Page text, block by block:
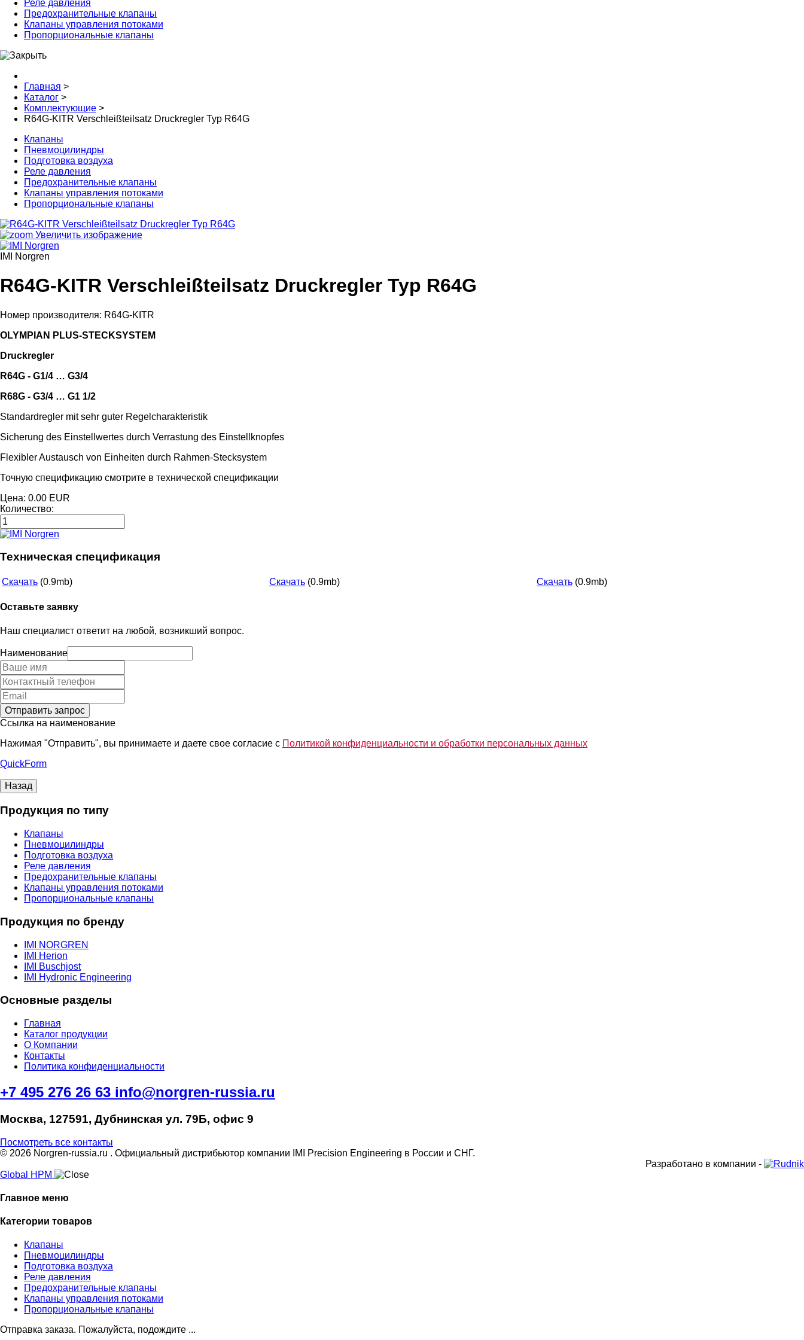
Реле давления
Предохранительные клапаны
Клапаны управления потоками
Пропорциональные клапаны
Главная >
Каталог >
Комплектующие >
R64G-KITR Verschleißteilsatz Druckregler Typ R64G
Клапаны
Пневмоцилиндры
Подготовка воздуха
Реле давления
Предохранительные клапаны
Клапаны управления потоками
Пропорциональные клапаны
Увеличить изображение
IMI Norgren
R64G-KITR Verschleißteilsatz Druckregler Typ R64G
Номер производителя: R64G-KITR
OLYMPIAN PLUS-STECKSYSTEM
Druckregler
R64G - G1/4 … G3/4
R68G - G3/4 … G1 1/2
Standardregler mit sehr guter Regelcharakteristik
Sicherung des Einstellwertes durch Verrastung des Einstellknopfes
Flexibler Austausch von Einheiten durch Rahmen-Stecksystem
Точную спецификацию смотрите в технической спецификации
Цена: 0.00 EUR
Количество:
Техническая спецификация
Скачать (0.9mb) Скачать (0.9mb) Скачать (0.9mb)
Оставьте заявку
Наш специалист ответит на любой, возникший вопрос.
Наименование
Ссылка на наименование
Нажимая "Отправить", вы принимаете и даете свое согласие с Политикой конфиденциальности и обработки персональных данных
QuickForm
Продукция по типу
Клапаны
Пневмоцилиндры
Подготовка воздуха
Реле давления
Предохранительные клапаны
Клапаны управления потоками
Пропорциональные клапаны
Продукция по бренду
IMI NORGREN
IMI Herion
IMI Buschjost
IMI Hydronic Engineering
Основные разделы
Главная
Каталог продукции
О Компании
Контакты
Политика конфиденциальности
+7 495 276 26 63 info@norgren-russia.ru
Москва, 127591, Дубнинская ул. 79Б, офис 9
Посмотреть все контакты
© 2026 Norgren-russia.ru . Официальный дистрибьютор компании IMI Precision Engineering в России и СНГ.
Разработано в компании -
Global HPM
Главное меню
Категории товаров
Клапаны
Пневмоцилиндры
Подготовка воздуха
Реле давления
Предохранительные клапаны
Клапаны управления потоками
Пропорциональные клапаны
Отправка заказа. Пожалуйста, подождите ...